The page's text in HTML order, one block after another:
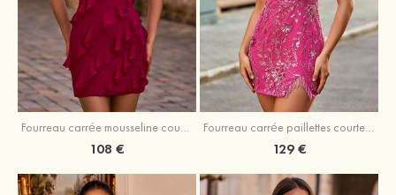
Fourreau carrée mousseline courte/mini robe de fête de la rentré avec volants
108 €
Fourreau carrée paillettes courte/mini robe de fête de la rentrée
129 €